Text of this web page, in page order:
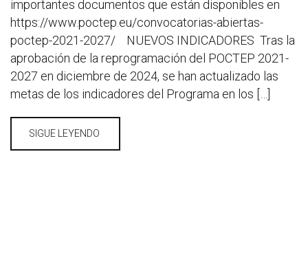
importantes documentos que están disponibles en
https://www.poctep.eu/convocatorias-abiertas-
poctep-2021-2027/ NUEVOS INDICADORES Tras la
aprobación de la reprogramación del POCTEP 2021-
2027 en diciembre de 2024, se han actualizado las
metas de los indicadores del Programa en los […]
SIGUE LEYENDO